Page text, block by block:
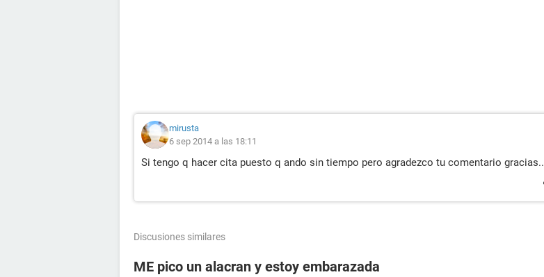
mirusta
6 sep 2014 a las 18:11
Si tengo q hacer cita puesto q ando sin tiempo pero agradezco tu comentario gracias..
Discusiones similares
ME pico un alacran y estoy embarazada